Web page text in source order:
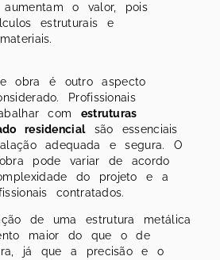
aumentam o valor, pois
estruturais e
obra é outro aspecto
Profissionais
com estruturas
residencialsão essenciais
adequada e segura. O
pode variar de acordo
do projeto e a
contratados.
de uma estrutura metálica
maior do que o de
já que a precisão e o